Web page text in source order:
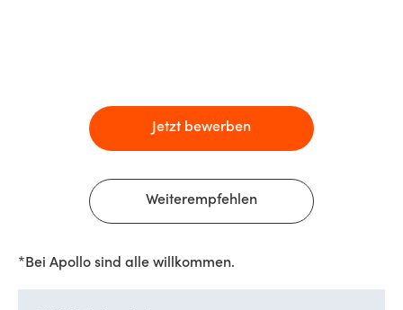
Jetzt bewerben
Weiterempfehlen
*Bei Apollo sind alle willkommen.